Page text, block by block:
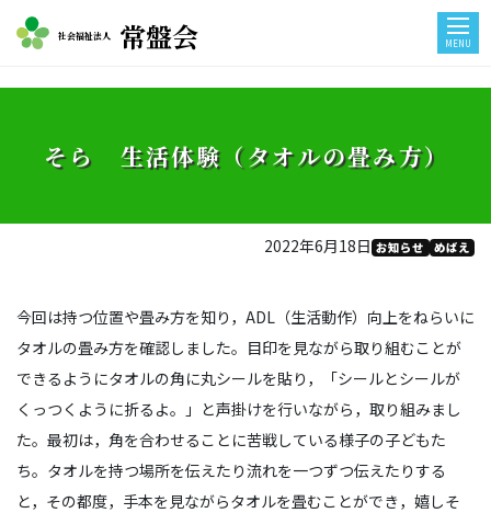
社会福祉法人 常盤会 MENU
そら 生活体験（タオルの畳み方）
2022年6月18日 お知らせ めばえ
今回は持つ位置や畳み方を知り，ADL（生活動作）向上をねらいに
タオルの畳み方を確認しました。目印を見ながら取り組むことが
できるようにタオルの角に丸シールを貼り，「シールとシールが
くっつくように折るよ。」と声掛けを行いながら，取り組みまし
た。最初は，角を合わせることに苦戦している様子の子どもた
ち。タオルを持つ場所を伝えたり流れを一つずつ伝えたりする
と，その都度，手本を見ながらタオルを畳むことができ，嬉しそ